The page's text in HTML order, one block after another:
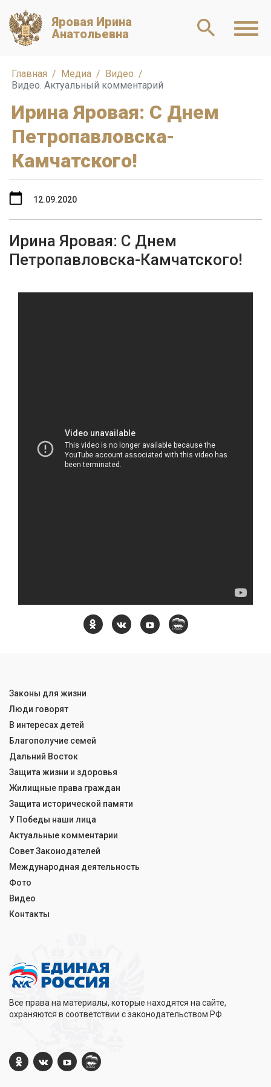
Яровая Ирина
Анатольевна
Главная Медиа
Видео
Видео. Актуальный комментарий
Ирина Яровая: С Днем
Петропавловска-
Камчатского!
Ирина Яровая: С Днем
Петропавловска-Камчатского!
12.09.2020
Все права на материалы, которые находятся на сайте,
охраняются в соответствии с законодательством РФ.
Законы для жизни
Люди говорят
В интересах детей
Благополучие семей
Дальний Восток
Защита жизни и здоровья
Жилищные права граждан
Защита исторической памяти
У Победы наши лица
Актуальные комментарии
Совет Законодателей
Международная деятельность
Фото
Видео
Контакты